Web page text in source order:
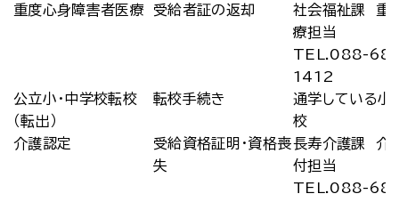
重度心身障害者医療
受給者証の返却
社会福祉課 重
療担当
TEL.088-
1412
公立小・中学校転校
（転出）
転校手続き
通学している小
校
介護認定
受給資格証明・資格喪
失
長寿介護課 介
付担当
TEL.088-